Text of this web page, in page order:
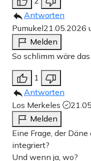
Antworten
Pumukel21.05.2026
Melden
So schlimm wäre
1
Antworten
Los Merkeles
Melden
Eine Frage, der
integriert?
Und wenn ja, wo?